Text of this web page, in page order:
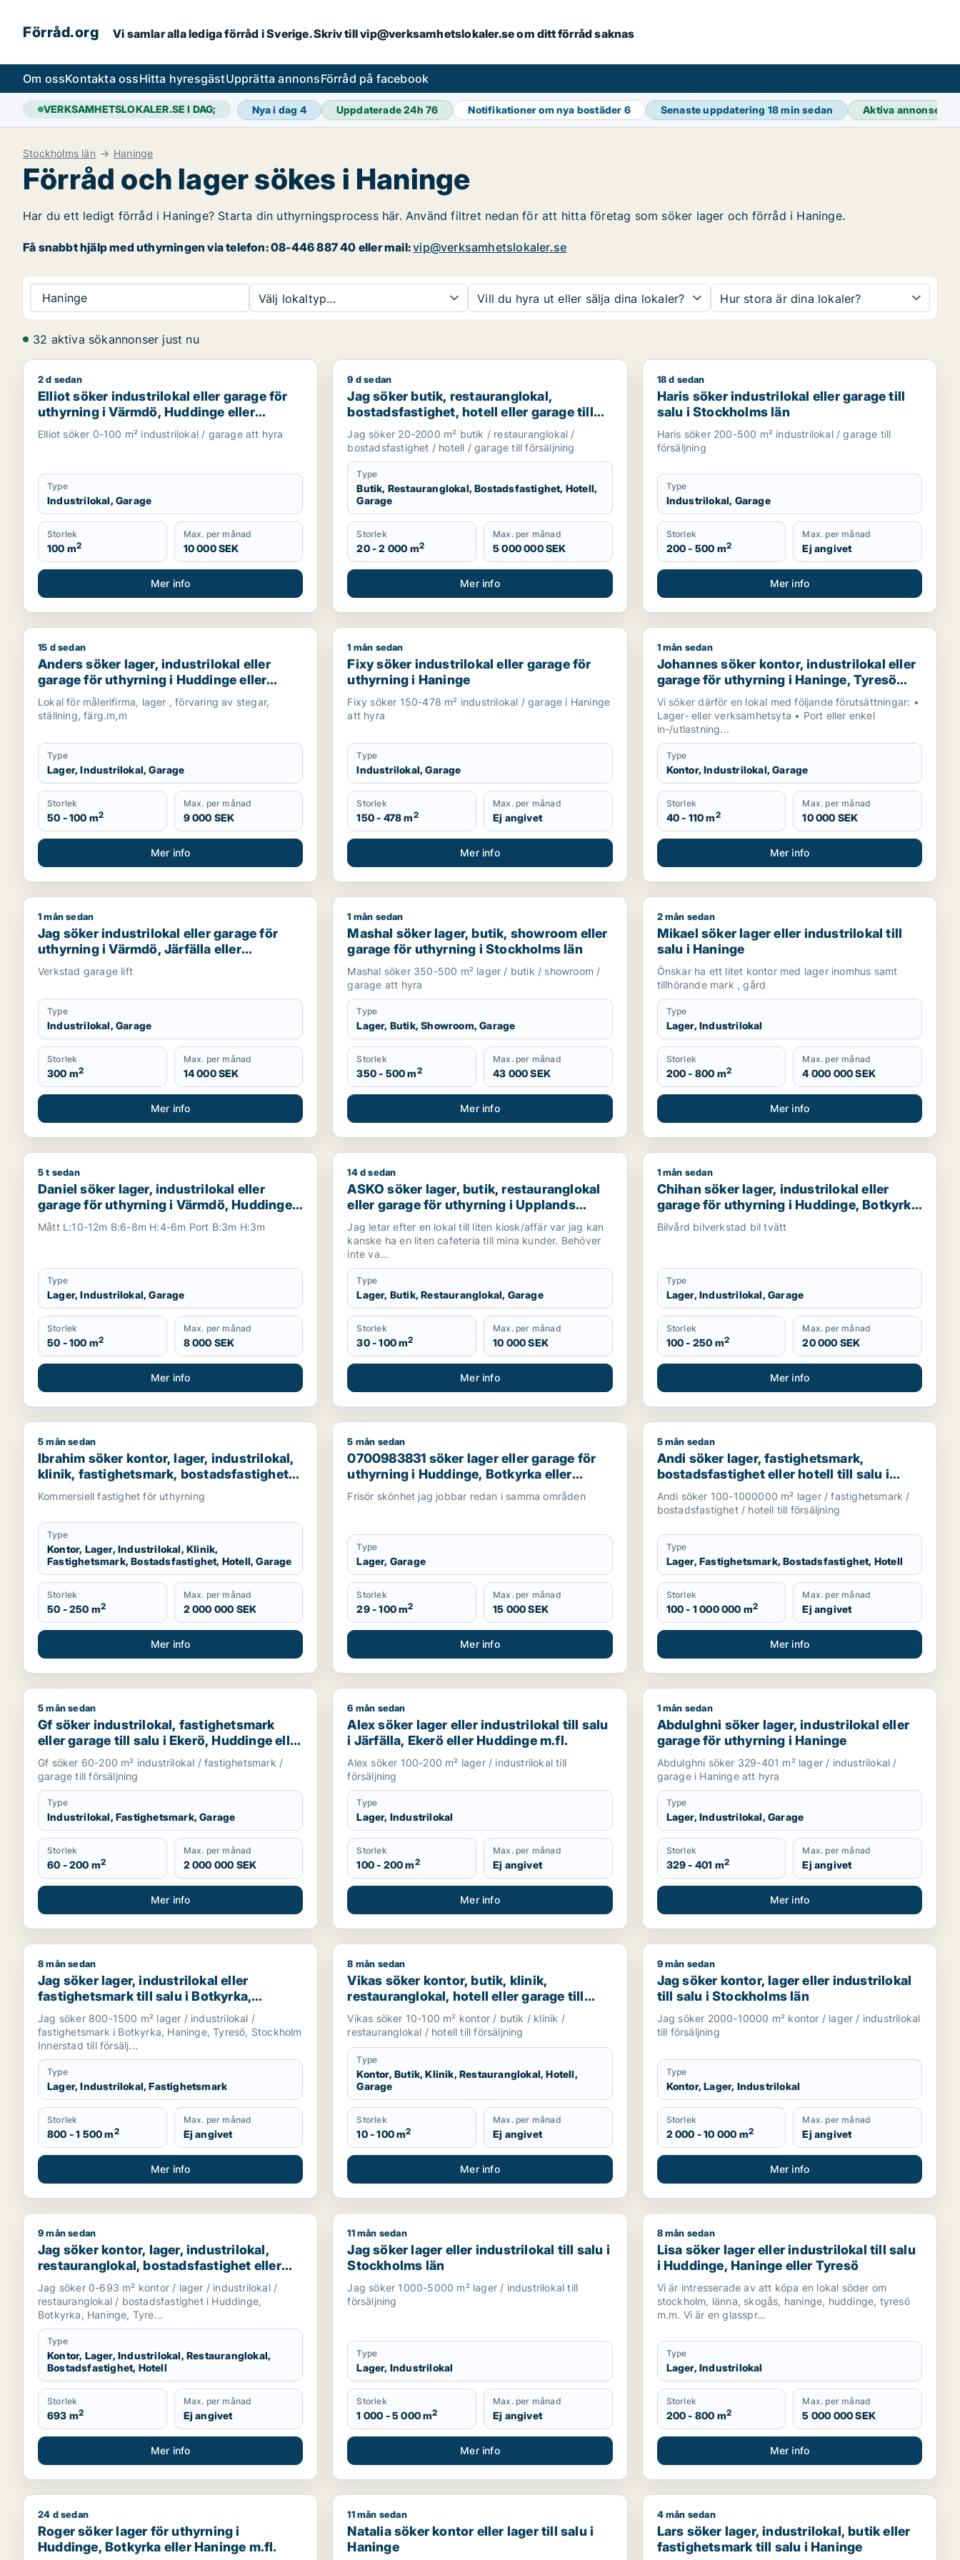
Förråd.org Vi samlar alla lediga förråd i Sverige. Skriv till vip@verksamhetslokaler.se om ditt förråd saknas
Om ossKontakta ossHitta hyresgästUpprätta annonsFörråd på facebook
VERKSAMHETSLOKALER.SE I DAG; Nya i dag 4 Uppdaterade 24h76 Notifikationer om nya bostäder 6 Senaste uppdatering 18 min sedan Aktiva annonser
Stockholms län Haninge
Förråd och lager sökes i Haninge
Har du ett ledigt förråd i Haninge? Starta din uthyrningsprocess här. Använd filtret nedan för att hitta företag som söker lager och förråd i Haninge.
Få snabbt hjälp med uthyrningen via telefon: 08-446 887 40 eller mail:vip@verksamhetslokaler.se
Haninge Välj lokaltyp... Vill du hyra ut eller sälja dina lokaler? Hur stora är dina lokaler?
32 aktiva sökannonser just nu
Elliot söker industrilokal eller garage för uthyrning i Värmdö, Huddinge eller Botkyrka m.fl.
2 d sedan
Elliot söker industrilokal eller garage för
uthyrning i Värmdö, Huddinge eller
Botkyrka m.fl.
Elliot söker 0-100 m² industrilokal / garage att hyra
Type
Industrilokal, Garage
Storlek
100 m2
Max. per månad
10 000 SEK
Mer info
Jag söker butik, restauranglokal, bostadsfastighet, hotell eller garage till salu i Stockholms län
9 d sedan
Jag söker butik, restauranglokal,
bostadsfastighet, hotell eller garage till
salu i Stockholms län
Jag söker 20-2000 m² butik / restauranglokal /
bostadsfastighet / hotell / garage till försäljning
Type
Butik, Restauranglokal, Bostadsfastighet, Hotell,
Garage
Storlek
20 - 2 000 m2
Max. per månad
5 000 000 SEK
Mer info
Haris söker industrilokal eller garage till salu i
18 d sedan
Haris söker industrilokal eller garage till
salu i Stockholms län
Haris söker 200-500 m² industrilokal / garage till
försäljning
Type
Industrilokal, Garage
Storlek
200 - 500 m2
Max. per månad
Ej angivet
Mer info
Anders söker lager, industrilokal eller garage för uthyrning i Huddinge eller Haninge
15 d sedan
Anders söker lager, industrilokal eller
garage för uthyrning i Huddinge eller
Haninge
Lokal för målerifirma, lager , förvaring av stegar,
ställning, färg.m,m
Type
Lager, Industrilokal, Garage
Storlek
50 - 100 m2
Max. per månad
9 000 SEK
Mer info
Fixy söker industrilokal eller garage för uthyrning i Haninge
1 mån sedan
Fixy söker industrilokal eller garage för
uthyrning i Haninge
Fixy söker 150-478 m² industrilokal / garage i Haninge
att hyra
Type
Industrilokal, Garage
Storlek
150 - 478 m2
Max. per månad
Ej angivet
Mer info
Johannes söker kontor, industrilokal eller garage för
1 mån sedan
Johannes söker kontor, industrilokal eller
garage för uthyrning i Haninge, Tyresö
eller Nacka m.fl.
Vi söker därför en lokal med följande förutsättningar: •
Lager- eller verksamhetsyta • Port eller enkel
in-/utlastning...
Type
Kontor, Industrilokal, Garage
Storlek
40 - 110 m2
Max. per månad
10 000 SEK
Mer info
Jag söker industrilokal eller garage för uthyrning i Värmdö, Järfälla eller Huddinge m.fl.
1 mån sedan
Jag söker industrilokal eller garage för
uthyrning i Värmdö, Järfälla eller
Huddinge m.fl.
Verkstad garage lift
Type
Industrilokal, Garage
Storlek
300 m2
Max. per månad
14 000 SEK
Mer info
Mashal söker lager, butik, showroom eller garage för uthyrning i Stockholms län
1 mån sedan
Mashal söker lager, butik, showroom eller
garage för uthyrning i Stockholms län
Mashal söker 350-500 m² lager / butik / showroom /
garage att hyra
Type
Lager, Butik, Showroom, Garage
Storlek
350 - 500 m2
Max. per månad
43 000 SEK
Mer info
Mikael söker lager eller industrilokal till salu i Haninge
2 mån sedan
Mikael söker lager eller industrilokal till
salu i Haninge
Önskar ha ett litet kontor med lager inomhus samt
tillhörande mark , gård
Type
Lager, Industrilokal
Storlek
200 - 800 m2
Max. per månad
4 000 000 SEK
Mer info
Daniel söker lager, industrilokal eller garage för uthyrning i Värmdö, Huddinge eller Botkyrka m.fl.
5 t sedan
Daniel söker lager, industrilokal eller
garage för uthyrning i Värmdö, Huddinge
eller Botkyrka m.fl.
Mått L:10-12m B:6-8m H:4-6m Port B:3m H:3m
Type
Lager, Industrilokal, Garage
Storlek
50 - 100 m2
Max. per månad
8 000 SEK
Mer info
ASKO söker lager, butik, restauranglokal eller garage för uthyrning i Upplands Väsby, Vallentuna eller Järfälla
14 d sedan
ASKO söker lager, butik, restauranglokal
eller garage för uthyrning i Upplands
Väsby, Vallentuna eller Järfälla m.fl.
Jag letar efter en lokal till liten kiosk/affär var jag kan
kanske ha en liten cafeteria till mina kunder. Behöver
inte va...
Type
Lager, Butik, Restauranglokal, Garage
Storlek
30 - 100 m2
Max. per månad
10 000 SEK
Mer info
Chihan söker lager, industrilokal eller garage för
1 mån sedan
Chihan söker lager, industrilokal eller
garage för uthyrning i Huddinge, Botkyrka
eller Haninge m.fl.
Bilvård bilverkstad bil tvätt
Type
Lager, Industrilokal, Garage
Storlek
100 - 250 m2
Max. per månad
20 000 SEK
Mer info
Ibrahim söker kontor, lager, industrilokal, klinik, fastighetsmark, bostadsfastighet, hotell eller garage till salu i Stockholms län
5 mån sedan
Ibrahim söker kontor, lager, industrilokal,
klinik, fastighetsmark, bostadsfastighet,
hotell eller garage till salu i Stockholms
Kommersiell fastighet för uthyrning
Type
Kontor, Lager, Industrilokal, Klinik,
Fastighetsmark, Bostadsfastighet, Hotell, Garage
Storlek
50 - 250 m2
Max. per månad
2 000 000 SEK
Mer info
0700983831 söker lager eller garage för uthyrning i Huddinge, Botkyrka eller Haninge m.fl.
5 mån sedan
0700983831 söker lager eller garage för
uthyrning i Huddinge, Botkyrka eller
Haninge m.fl.
Frisör skönhet jag jobbar redan i samma områden
Type
Lager, Garage
Storlek
29 - 100 m2
Max. per månad
15 000 SEK
Mer info
Andi söker lager, fastighetsmark, bostadsfastighet
5 mån sedan
Andi söker lager, fastighetsmark,
bostadsfastighet eller hotell till salu i
Stockholms län
Andi söker 100-1000000 m² lager / fastighetsmark /
bostadsfastighet / hotell till försäljning
Type
Lager, Fastighetsmark, Bostadsfastighet, Hotell
Storlek
100 - 1 000 000 m2
Max. per månad
Ej angivet
Mer info
Gf söker industrilokal, fastighetsmark eller garage till salu i Ekerö, Huddinge eller Botkyrka m.fl.
5 mån sedan
Gf söker industrilokal, fastighetsmark
eller garage till salu i Ekerö, Huddinge eller
Botkyrka m.fl.
Gf söker 60-200 m² industrilokal / fastighetsmark /
garage till försäljning
Type
Industrilokal, Fastighetsmark, Garage
Storlek
60 - 200 m2
Max. per månad
2 000 000 SEK
Mer info
Alex söker lager eller industrilokal till salu i Järfälla, Ekerö eller Huddinge m.fl.
6 mån sedan
Alex söker lager eller industrilokal till salu
i Järfälla, Ekerö eller Huddinge m.fl.
Alex söker 100-200 m² lager / industrilokal till
försäljning
Type
Lager, Industrilokal
Storlek
100 - 200 m2
Max. per månad
Ej angivet
Mer info
Abdulghni söker lager, industrilokal eller garage för
1 mån sedan
Abdulghni söker lager, industrilokal eller
garage för uthyrning i Haninge
Abdulghni söker 329-401 m² lager / industrilokal /
garage i Haninge att hyra
Type
Lager, Industrilokal, Garage
Storlek
329 - 401 m2
Max. per månad
Ej angivet
Mer info
Jag söker lager, industrilokal eller fastighetsmark till salu i Botkyrka, Haninge eller Tyresö m.fl.
8 mån sedan
Jag söker lager, industrilokal eller
fastighetsmark till salu i Botkyrka,
Haninge eller Tyresö m.fl.
Jag söker 800-1500 m² lager / industrilokal /
fastighetsmark i Botkyrka, Haninge, Tyresö, Stockholm
Innerstad till försälj...
Type
Lager, Industrilokal, Fastighetsmark
Storlek
800 - 1 500 m2
Max. per månad
Ej angivet
Mer info
Vikas söker kontor, butik, klinik, restauranglokal, hotell eller garage till salu i Upplands Väsby, Vallentuna eller
8 mån sedan
Vikas söker kontor, butik, klinik,
restauranglokal, hotell eller garage till
salu i Upplands Väsby, Vallentuna eller
Österåker m.fl.
Vikas söker 10-100 m² kontor / butik / klinik /
restauranglokal / hotell till försäljning
Type
Kontor, Butik, Klinik, Restauranglokal, Hotell,
Garage
Storlek
10 - 100 m2
Max. per månad
Ej angivet
Mer info
Jag söker kontor, lager eller industrilokal till salu i
9 mån sedan
Jag söker kontor, lager eller industrilokal
till salu i Stockholms län
Jag söker 2000-10000 m² kontor / lager / industrilokal
till försäljning
Type
Kontor, Lager, Industrilokal
Storlek
2 000 - 10 000 m2
Max. per månad
Ej angivet
Mer info
Jag söker kontor, lager, industrilokal, restauranglokal, bostadsfastighet eller hotell till salu i Huddinge, Botkyrka eller Haninge m.fl.
9 mån sedan
Jag söker kontor, lager, industrilokal,
restauranglokal, bostadsfastighet eller
hotell till salu i Huddinge, Botkyrka eller
Haninge m.fl.
Jag söker 0-693 m² kontor / lager / industrilokal /
restauranglokal / bostadsfastighet i Huddinge,
Botkyrka, Haninge, Tyre...
Type
Kontor, Lager, Industrilokal, Restauranglokal,
Bostadsfastighet, Hotell
Storlek
693 m2
Max. per månad
Ej angivet
Mer info
Jag söker lager eller industrilokal till salu i Stockholms län
11 mån sedan
Jag söker lager eller industrilokal till salu i
Stockholms län
Jag söker 1000-5000 m² lager / industrilokal till
försäljning
Type
Lager, Industrilokal
Storlek
1 000 - 5 000 m2
Max. per månad
Ej angivet
Mer info
Lisa söker lager eller industrilokal till salu i Huddinge,
8 mån sedan
Lisa söker lager eller industrilokal till salu
i Huddinge, Haninge eller Tyresö
Vi är intresserade av att köpa en lokal söder om
stockholm, länna, skogås, haninge, huddinge, tyresö
m.m. Vi är en glasspr...
Type
Lager, Industrilokal
Storlek
200 - 800 m2
Max. per månad
5 000 000 SEK
Mer info
Roger söker lager för uthyrning i Huddinge, Botkyrka eller Haninge m.fl.
24 d sedan
Roger söker lager för uthyrning i
Huddinge, Botkyrka eller Haninge m.fl.
Natalia söker kontor eller lager till salu i Haninge
11 mån sedan
Natalia söker kontor eller lager till salu i
Haninge
Lars söker lager, industrilokal, butik eller
4 mån sedan
Lars söker lager, industrilokal, butik eller
fastighetsmark till salu i Haninge